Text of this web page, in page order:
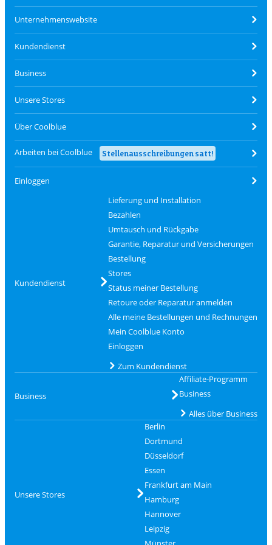
Unternehmenswebsite
Kundendienst
Business
Unsere Stores
Über Coolblue
Arbeiten bei Coolblue Stellenausschreibungen satt!
Einloggen
Kundendienst
Lieferung und Installation
Bezahlen
Umtausch und Rückgabe
Garantie, Reparatur und Versicherungen
Bestellung
Stores
Status meiner Bestellung
Retoure oder Reparatur anmelden
Alle meine Bestellungen und Rechnungen
Mein Coolblue Konto
Einloggen
Zum Kundendienst
Business
Affiliate-Programm
Business
Alles über Business
Unsere Stores
Berlin
Dortmund
Düsseldorf
Essen
Frankfurt am Main
Hamburg
Hannover
Leipzig